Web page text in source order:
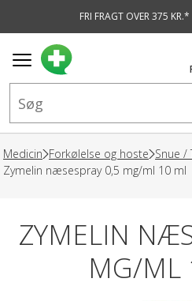
FRI FRAGT OVER 375 KR.*
Medicin Forkølelse og hoste Snue
Zymelin næsespray 0,5 mg/ml 10 ml
ZYMELIN
MG/ML